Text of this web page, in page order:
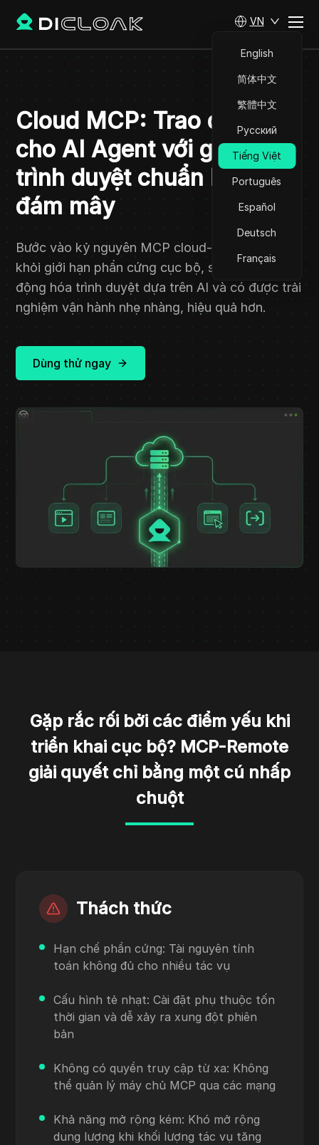
VN
English
简体中文
繁體中文
Русский
Tiếng Việt
Português
Español
Deutsch
Français
Cloud MCP: Trao quyền
cho AI Agent với giao diện
trình duyệt chuẩn hóa trên
đám mây
Bước vào kỷ nguyên MCP cloud-native. Thoát
khỏi giới hạn phần cứng cục bộ, sử dụng tự
động hóa trình duyệt dựa trên AI và có được trải
nghiệm vận hành nhẹ nhàng, hiệu quả hơn.
Dùng thử ngay
Gặp rắc rối bởi các điểm yếu khi
triển khai cục bộ? MCP-Remote
giải quyết chỉ bằng một cú nhấp
chuột
Thách thức
Hạn chế phần cứng: Tài nguyên tính
toán không đủ cho nhiều tác vụ
Cấu hình tẻ nhạt: Cài đặt phụ thuộc tốn
thời gian và dễ xảy ra xung đột phiên
bản
Không có quyền truy cập từ xa: Không
thể quản lý máy chủ MCP qua các mạng
Khả năng mở rộng kém: Khó mở rộng
dung lượng khi khối lượng tác vụ tăng